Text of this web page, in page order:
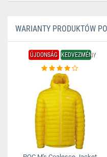
WARIANTY PRODUKTÓW
ÚJDONSÁG KEDVEZMÉNY